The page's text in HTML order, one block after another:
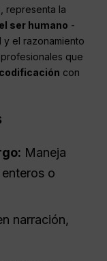
, representa la
ser humano -
el razonamiento
que
con
Maneja
o
narración,